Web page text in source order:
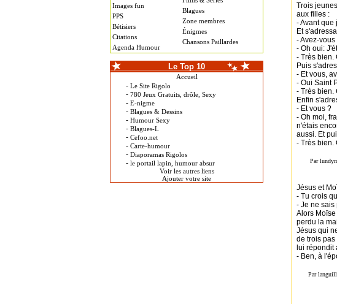
Images fun
PPS
Bétisiers
Citations
Agenda Humour
Blagues
Zone membres
Énigmes
Chansons Paillardes
Le Top 10
Accueil
- Le Site Rigolo
- 780 Jeux Gratuits, drôle, Sexy
- E-nigme
- Blagues & Dessins
- Humour Sexy
- Blagues-L
- Cefoo.net
- Carte-humour
- Diaporamas Rigolos
- le portail lapin, humour absur
Voir les autres liens
Ajouter votre site
Trois
aux filles :
- Avant que
Et
- Avez-
- Oh oui:
- Très bien.
Puis
- Et vous,
- Oui Saint
- Très bien.
Enfin
- Et vous ?
- Oh moi,
n'étais
aussi. Et
- Très bien.
Jésus et
- Tu crois
- Je ne sais
Alors
perdu la
Jésus qui
de trois
lui répondit
- Ben, à